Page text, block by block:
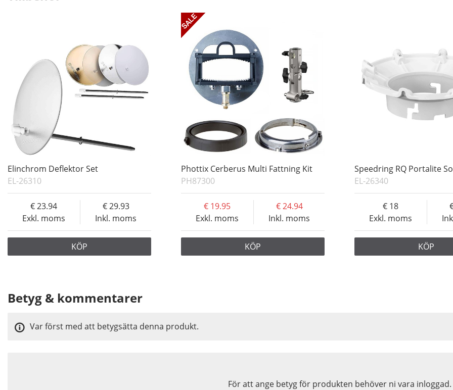
Elinchrom Deflektor Set
EL-26310
Exkl. moms
23.94
Inkl. moms
29.93
KÖP
Phottix Cerberus Multi Fattning Kit
PH87300
Exkl. moms
19.95
Inkl. moms
24.94
KÖP
Speedring RQ Portalite
EL-26340
Exkl. moms
18
KÖP
Betyg & kommentarer
För att ange betyg för produkten behöver ni vara inloggad.
Var först med att betygsätta denna produkt.